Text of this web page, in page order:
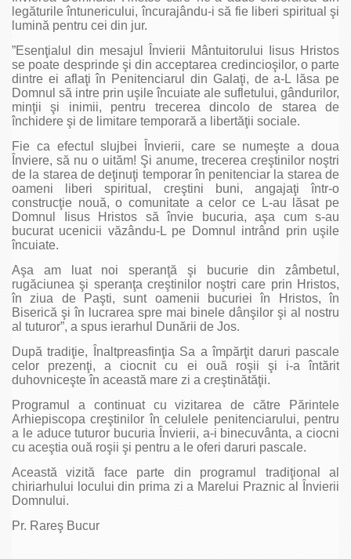
legăturile întunericului, încurajându-i să fie liberi spiritual şi
lumină pentru cei din jur.
”Esenţialul din mesajul Învierii Mântuitorului Iisus Hristos
se poate desprinde şi din acceptarea credincioşilor, o parte
dintre ei aflaţi în Penitenciarul din Galaţi, de a-L lăsa pe
Domnul să intre prin uşile încuiate ale sufletului, gândurilor,
minţii şi inimii, pentru trecerea dincolo de starea de
închidere şi de limitare temporară a libertăţii sociale.
Fie ca efectul slujbei Învierii, care se numeşte a doua
Înviere, să nu o uităm! Şi anume, trecerea creştinilor noştri
de la starea de deţinuţi temporar în penitenciar la starea de
oameni liberi spiritual, creştini buni, angajaţi într-o
construcţie nouă, o comunitate a celor ce L-au lăsat pe
Domnul Iisus Hristos să învie bucuria, aşa cum s-au
bucurat ucenicii văzându-L pe Domnul intrând prin uşile
încuiate.
Aşa am luat noi speranţă şi bucurie din zâmbetul,
rugăciunea şi speranţa creştinilor noştri care prin Hristos,
în ziua de Paşti, sunt oamenii bucuriei în Hristos, în
Biserică şi în lucrarea spre mai binele dânşilor şi al nostru
al tuturor”, a spus ierarhul Dunării de Jos.
După tradiţie, Înaltpreasfinţia Sa a împărţit daruri pascale
celor prezenţi, a ciocnit cu ei ouă roşii şi i-a întărit
duhovniceşte în această mare zi a creştinătăţii.
Programul a continuat cu vizitarea de către Părintele
Arhiepiscopa creştinilor în celulele penitenciarului, pentru
a le aduce tuturor bucuria Învierii, a-i binecuvânta, a ciocni
cu aceştia ouă roşii şi pentru a le oferi daruri pascale.
Această vizită face parte din programul tradiţional al
chiriarhului locului din prima zi a Marelui Praznic al Învierii
Domnului.
Pr. Rareş Bucur